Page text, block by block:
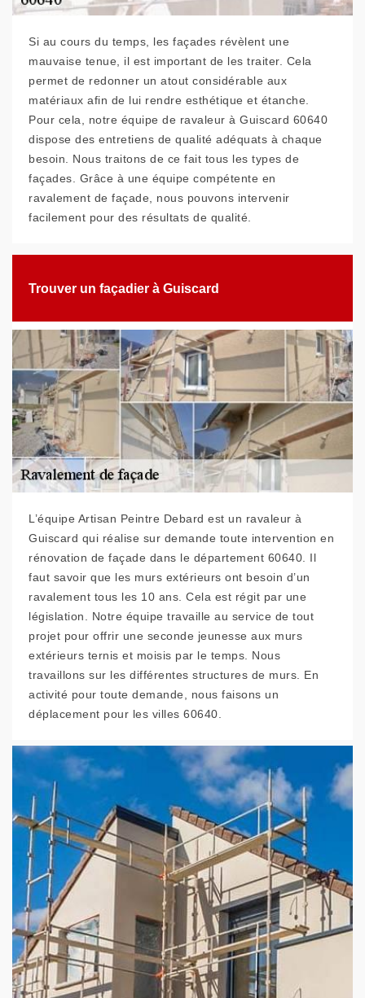
Si au cours du temps, les façades révèlent une
mauvaise tenue, il est important de les traiter. Cela
permet de redonner un atout considérable aux
matériaux afin de lui rendre esthétique et étanche.
Pour cela, notre équipe de ravaleur à Guiscard 60640
dispose des entretiens de qualité adéquats à chaque
besoin. Nous traitons de ce fait tous les types de
façades. Grâce à une équipe compétente en
ravalement de façade, nous pouvons intervenir
facilement pour des résultats de qualité.
Trouver un façadier à Guiscard
L’équipe Artisan Peintre Debard est un ravaleur à
Guiscard qui réalise sur demande toute intervention en
rénovation de façade dans le département 60640. Il
faut savoir que les murs extérieurs ont besoin d’un
ravalement tous les 10 ans. Cela est régit par une
législation. Notre équipe travaille au service de tout
projet pour offrir une seconde jeunesse aux murs
extérieurs ternis et moisis par le temps. Nous
travaillons sur les différentes structures de murs. En
activité pour toute demande, nous faisons un
déplacement pour les villes 60640.